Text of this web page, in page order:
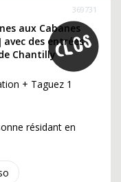
369731
aux Cabanes
avec des entrées
Chantilly
+ Taguez 1
résidant en